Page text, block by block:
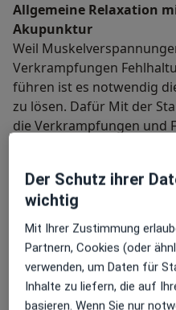
Allgemeine Relaxation
Akupunktur
Weil
Verkrampfungen
führen ist es notwendig
zu lösen. Dafür Mit der
die Verkrampfungen und
funktionieren.
Entsteht auf jeden Fall
Athmosphäre. Der
Der Schutz ihrer
wichtig
Mit Ihrer Zustimmung
Partnern, Cookies (oder
verwenden, um Daten für
Inhalte zu liefern, die auf
basieren. Wenn Sie nur